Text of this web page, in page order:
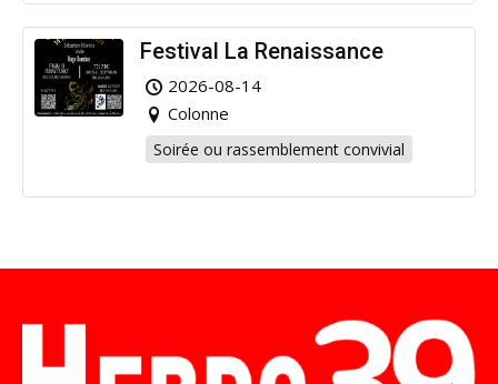
Festival La Renaissance
2026-08-14
Colonne
Soirée ou rassemblement convivial